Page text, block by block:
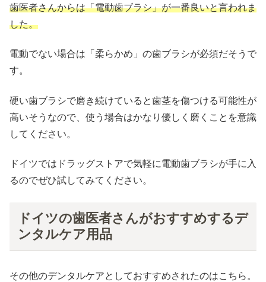
歯医者さんからは「電動歯ブラシ」が一番良いと言われま
した。
電動でない場合は「柔らかめ」の歯ブラシが必須だそうで
す。
硬い歯ブラシで磨き続けていると歯茎を傷つける可能性が
高いそうなので、使う場合はかなり優しく磨くことを意識
してください。
ドイツではドラッグストアで気軽に電動歯ブラシが手に入
るのでぜひ試してみてください。
ドイツの歯医者さんがおすすめするデ
ンタルケア用品
その他のデンタルケアとしておすすめされたのはこちら。